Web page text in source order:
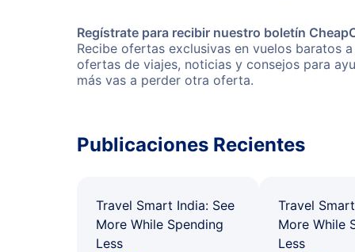
Regístrate para recibir nuestro boletín
Recibe ofertas exclusivas en vuelos baratos
ofertas de viajes, noticias y consejos para
más vas a perder otra oferta.
Publicaciones Recientes
Travel Smart India: See
More While Spending
Less
Travel
More While
Less